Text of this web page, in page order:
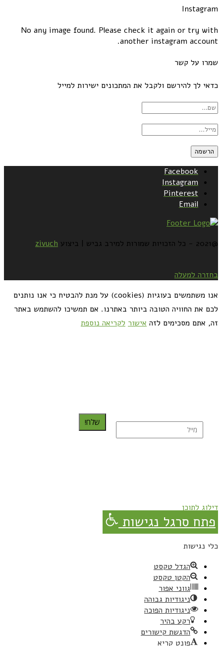
Instagram
No any image found. Please check it again or try with
another instagram account.
שמרו על קשר
כדאי לך להירשם ולקבל את המתכונים ישירות למייל
Facebook
Instagram
Pinterest
Email
@2021 - כל הזכויות שמורות למירב גביש | ביצוע zivuch
בחזרה למעלה
אנו משתמשים בעוגיות (cookies) על מנת להבטיח כי אנו נותנים
לכם את החוויה הטובה ביותר באתרנו. אם תמשיכו להשתמש באתר
זה, אתם מסכימים לזה אישור לקריאה נוספת
שלח!
דילוג לתוכן
פתח סרגל נגישות
כלי נגישות
הגדל טקסט
הקטן טקסט
גווני אפור
ניגודיות גבוהה
ניגודיות הפוכה
רקע בהיר
הדגשת קישורים
פונט קריא